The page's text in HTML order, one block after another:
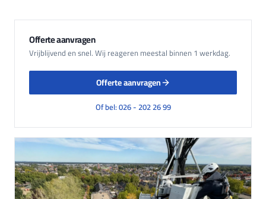
Offerte aanvragen
Vrijblijvend en snel. Wij reageren meestal binnen 1 werkdag.
Offerte aanvragen
Of bel: 026 - 202 26 99